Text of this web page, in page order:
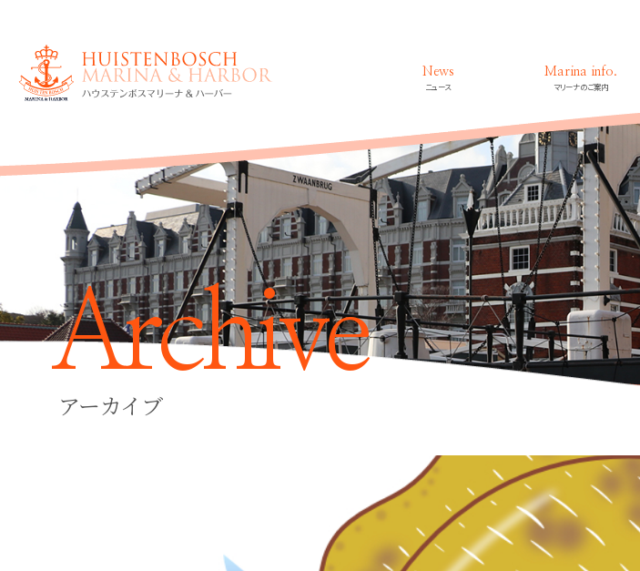
News
ニュース
Marina info.
マリーナのご案内
Archive
アーカイブ